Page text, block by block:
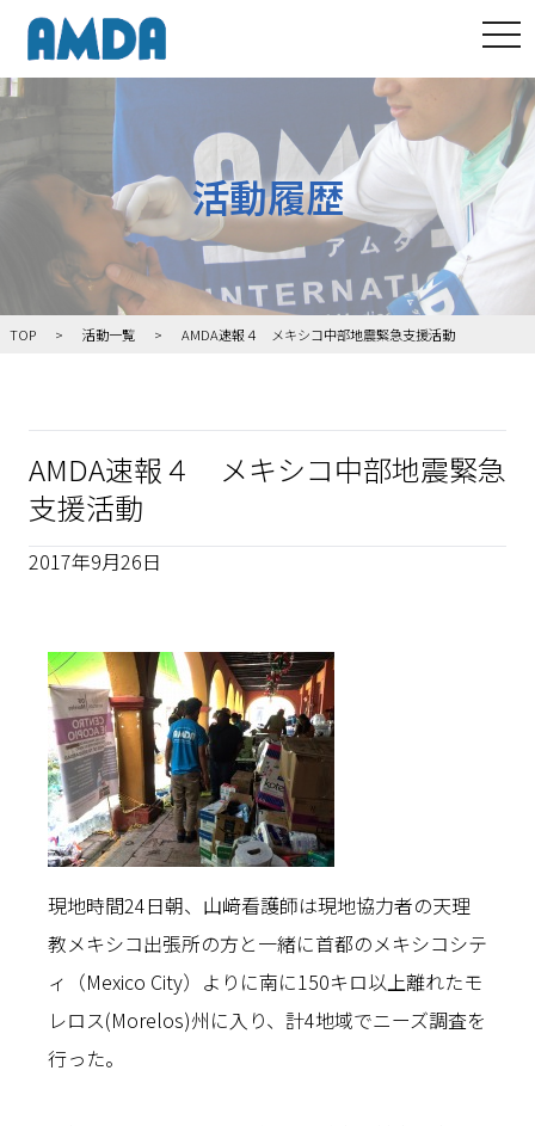
活動履歴
TOP 活動一覧 AMDA速報４ メキシコ中部地震緊急支援活動
AMDA速報４ メキシコ中部地震緊急
支援活動
2017年9月26日
現地時間24日朝、山﨑看護師は現地協力者の天理
教メキシコ出張所の方と一緒に首都のメキシコシテ
ィ（Mexico City）よりに南に150キロ以上離れたモ
レロス(Morelos)州に入り、計4地域でニーズ調査を
行った。